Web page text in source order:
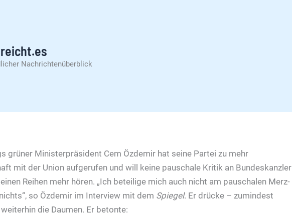
Nachrichtenüberblick
grüner Ministerpräsident Cem Özdemir hat seine Partei zu mehr
mit der Union aufgerufen und will keine pauschale Kritik an Bundeskanzler
Reihen mehr hören. „Ich beteilige mich auch nicht am pauschalen Merz-
so Özdemir im Interview mit dem Spiegel. Er drücke – zumindest
die Daumen. Er betonte: